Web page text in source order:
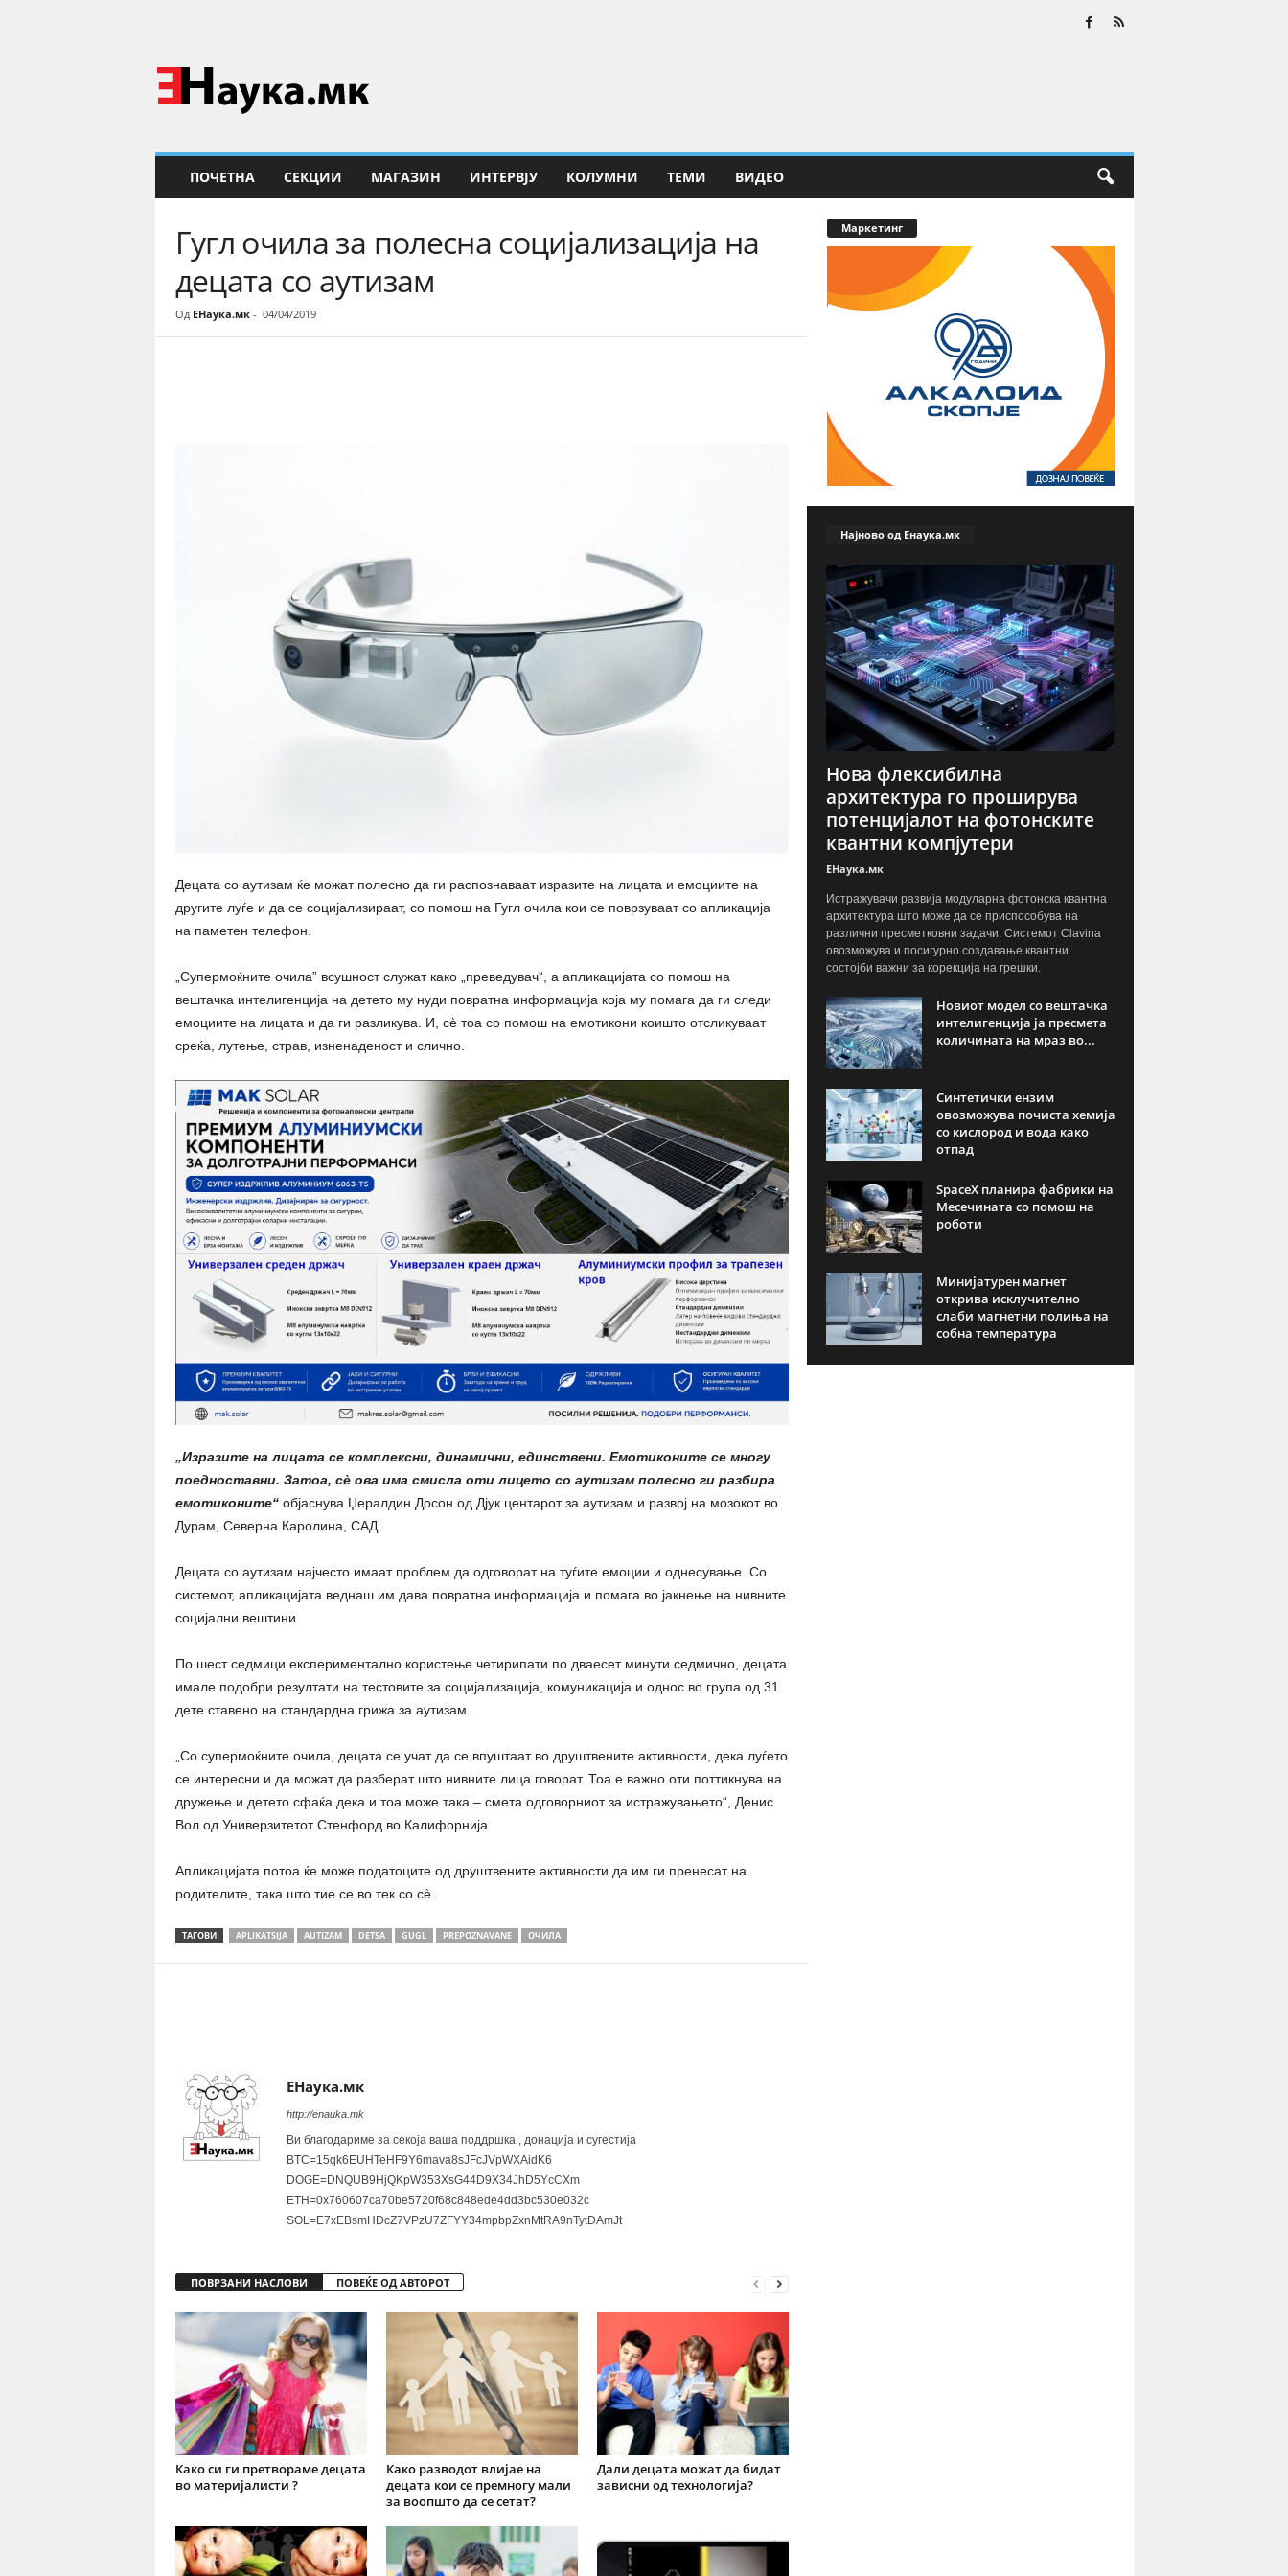
Н
а
у
ПОЧЕТНА СЕКЦИИ МАГАЗИН ИНТЕРВЈУ КОЛУМНИ ТЕМИ ВИДЕО
Гугл очила за полесна социјализација на
децата со аутизам
Од ЕНаука.мк- 04/04/2019
Децата со аутизам ќе можат полесно да ги распознаваат изразите на лицата и емоциите на
другите луѓе и да се социјализираат, со помош на Гугл очила кои се поврзуваат со апликација
на паметен телефон.
„Супермоќните очила” всушност служат како „преведувач“, а апликацијата со помош на
вештачка интелигенција на детето му нуди повратна информација која му помага да ги следи
емоциите на лицата и да ги разликува. И, сè тоа со помош на емотикони коишто отсликуваат
среќа, лутење, страв, изненаденост и слично.
„Изразите на лицата се комплексни, динамични, единствени. Емотиконите се многу
поедноставни. Затоа, сè ова има смисла оти лицето со аутизам полесно ги разбира
емотиконите“ објаснува Џералдин Досон од Дјук центарот за аутизам и развој на мозокот во
Дурам, Северна Каролина, САД.
Децата со аутизам најчесто имаат проблем да одговорат на туѓите емоции и однесување. Со
системот, апликацијата веднаш им дава повратна информација и помага во јакнење на нивните
социјални вештини.
По шест седмици експериментално користење четирипати по дваесет минути седмично, децата
имале подобри резултати на тестовите за социјализација, комуникација и однос во група од 31
дете ставено на стандардна грижа за аутизам.
„Со супермоќните очила, децата се учат да се впуштаат во друштвените активности, дека луѓето
се интересни и да можат да разберат што нивните лица говорат. Тоа е важно оти поттикнува на
дружење и детето сфаќа дека и тоа може така – смета одговорниот за истражувањето“, Денис
Вол од Универзитетот Стенфорд во Калифорнија.
Апликацијата потоа ќе може податоците од друштвените активности да им ги пренесат на
родителите, така што тие се во тек со сè.
ТАГОВИ APLIKATSIJA AUTIZAM DETSA GUGL PREPOZNAVANE ОЧИЛА
ЕНаука.мк
http://enauka.mk
Ви благодариме за секоја ваша поддршка , донација и сугестија
BTC=15qk6EUHTeHF9Y6mava8sJFcJVpWXAidK6
DOGE=DNQUB9HjQKpW353XsG44D9X34JhD5YcCXm
ETH=0x760607ca70be5720f68c848ede4dd3bc530e032c
SOL=E7xEBsmHDcZ7VPzU7ZFYY34mpbpZxnMtRA9nTytDAmJt
ПОВРЗАНИ НАСЛОВИ ПОВЕЌЕ ОД АВТОРОТ
Како си ги претвораме децата
во материјалисти ?
Како разводот влијае на
децата кои се премногу мали
за воопшто да се сетат?
Дали децата можат да бидат
зависни од технологија?
Маркетинг
Најново од Енаука.мк
Нова флексибилна
архитектура го проширува
потенцијалот на фотонските
квантни компјутери
ЕНаука.мк
Истражувачи развија модуларна фотонска квантна
архитектура што може да се приспособува на
различни пресметковни задачи. Системот Clavina
овозможува и посигурно создавање квантни
состојби важни за корекција на грешки.
Новиот модел со вештачка
интелигенција ја пресмета
количината на мраз во...
Синтетички ензим
овозможува почиста хемија
со кислород и вода како
отпад
SpaceX планира фабрики на
Месечината со помош на
роботи
Минијатурен магнет
открива исклучително
слаби магнетни полиња на
собна температура